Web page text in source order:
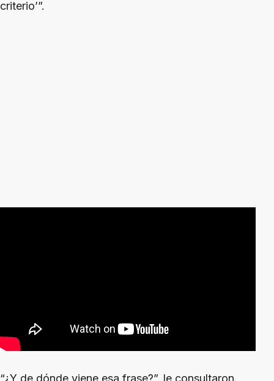
criterio’”.
“¿Y de dónde viene esa frase?”, le consultaron.